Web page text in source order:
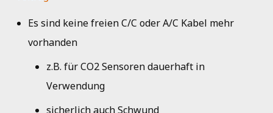
Plenum
Beschluss
Jahresbericht 2010
Jahresbericht 2008
Es sind keine freien C/C oder A/C Kabel mehr
vorhanden
z.B. für CO2 Sensoren dauerhaft in
Verwendung
sicherlich auch Schwund